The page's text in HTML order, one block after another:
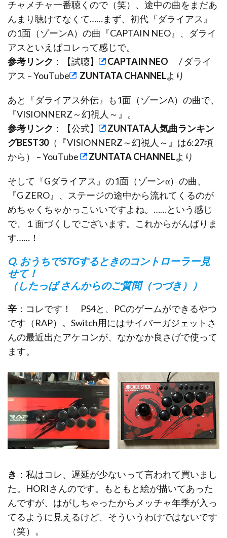
チャメチャ一番聴くので（笑）、途中の曲をまだあ
んまり聴けてなくて……まず、初代『ダライアス』
の1面（ゾーンA）の曲『CAPTAIN NEO』、ダライ
アスといえばコレって感じで。
参考リンク ：【試聴】 CAPTAIN NEO / ダライ
アス – YouTube
ZUNTATA CHANNELより
あと『ダライアス外伝』も1面（ゾーンA）の曲で、
『VISIONNERZ～幻視人～』。
参考リンク ：【公式】
ZUNTATA人気曲ランキン
グBEST30（『VISIONNERZ～幻視人～』は6:27頃
から） – YouTube
ZUNTATA CHANNELより
そして『Gダライアス』の1面（ゾーンα）の曲、
『G ZERO』、ステージの途中から流れてくるのが
めちゃくちゃかっこいいですよね。……という感じ
で、１面づくしでございます。これからがんばりま
す……！
Q. おうちでSTGするときのコントローラー見
せて！
（したっぱ さんからのご質問（つづき））
辛 ：コレです！ PS4と、PCのゲームができるやつ
です（RAP）。Switch用にはサイバーガジェットさ
んの最近出たアケコンが、なかなか良さげで使って
ます。
き ：私はコレ、遅延が少ないって言われて買いまし
た。HORIさんのです。もともと絵が描いてあった
んですが、はがしちゃったからメッチャ年季が入っ
てるように見えるけど、そういうわけではないです
（笑）。